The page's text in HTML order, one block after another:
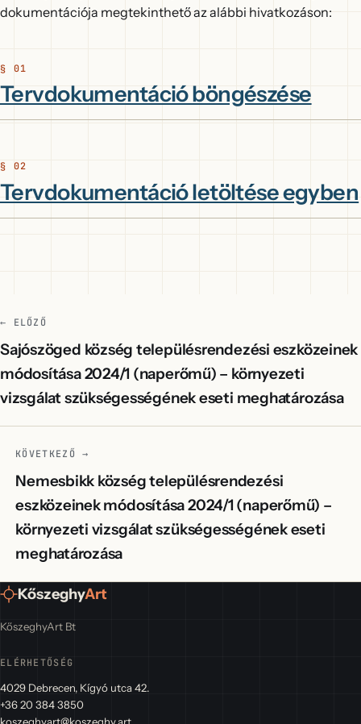
dokumentációja megtekinthető az alábbi hivatkozáson:
Tervdokumentáció böngészése
Tervdokumentáció letöltése egyben
← ELŐZŐ
Sajószöged község településrendezési eszközeinek
módosítása 2024/1 (naperőmű) – környezeti
vizsgálat szükségességének eseti meghatározása
KÖVETKEZŐ →
Nemesbikk község településrendezési
eszközeinek módosítása 2024/1 (naperőmű) –
környezeti vizsgálat szükségességének eseti
meghatározása
KőszeghyArt
KőszeghyArt Bt
ELÉRHETŐSÉG
4029 Debrecen, Kígyó utca 42.
+36 20 384 3850
koszeghyart@koszeghy.art